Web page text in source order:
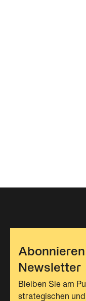
Newsletter
Bleiben Sie am
strategischen